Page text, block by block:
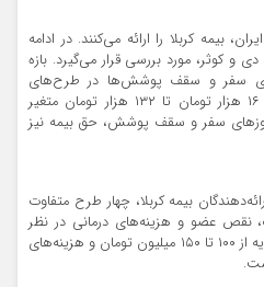
بیمه کربلا را ارائه می‌کنند. در ادامه
و کوثر، مورد بررسی قرار می‌گیرد. بازه
سفر و سقف پوشش‌ها در طرح‌های
مختلف این شرکت‌های بیمه‌ای، از ۱۶ هزار تومان تا ۱۳۲ هزار تومان متغیر
سفر و سقف پوشش، حق بیمه نیز
بیمه کربلا، چهار طرح متفاوت
نقص عضو و هزینه‌های درمانی در نظر
گرفته است که سقف‌های پرداخت دیه از ۱۰۰ تا ۱۵۰ میلیون تومان و هزینه‌های